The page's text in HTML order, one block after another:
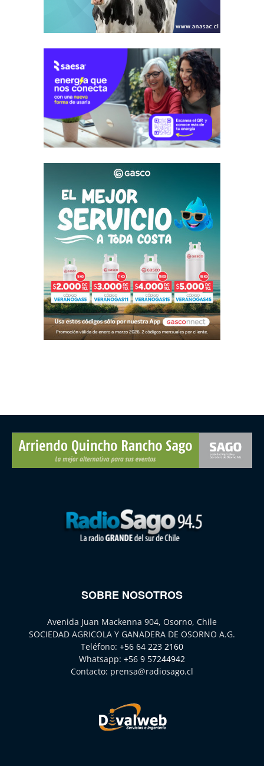
SOBRE NOSOTROS
Avenida Juan Mackenna 904, Osorno, Chile
SOCIEDAD AGRICOLA Y GANADERA DE OSORNO A.G.
Teléfono: +56 64 223 2160
Whatsapp: +56 9 57244942
Contacto: prensa@radiosago.cl